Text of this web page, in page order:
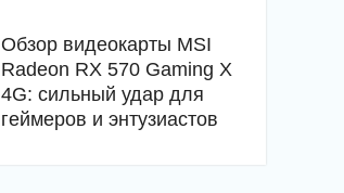
Обзор видеокарты MSI
Radeon RX 570 Gaming X
4G: сильный удар для
геймеров и энтузиастов